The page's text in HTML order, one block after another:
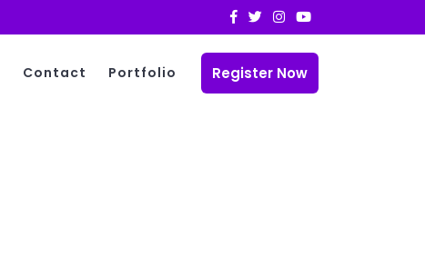
Contact Portfolio Register Now